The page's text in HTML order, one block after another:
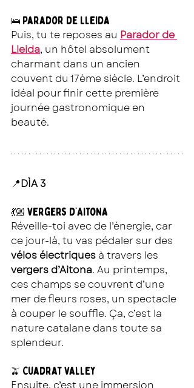
🛌 Parador de Lleida
Puis, tu te reposes au Parador de
Lleida, un hôtel absolument
charmant dans un ancien
couvent du 17ème siècle. L’endroit
idéal pour finir cette première
journée gastronomique en
beauté.
📍DÌA 3
💃🏼 Vergers d’Aitona
Réveille-toi avec de l’énergie, car
ce jour-là, tu vas pédaler sur des
vélos électriques à travers les
vergers d’Aitona. Au printemps,
ces champs se couvrent d’une
mer de fleurs roses, un spectacle
à couper le souffle. Ça, c’est la
nature catalane dans toute sa
splendeur.
🫒 Cuadrat Valley
Ensuite, c’est une immersion